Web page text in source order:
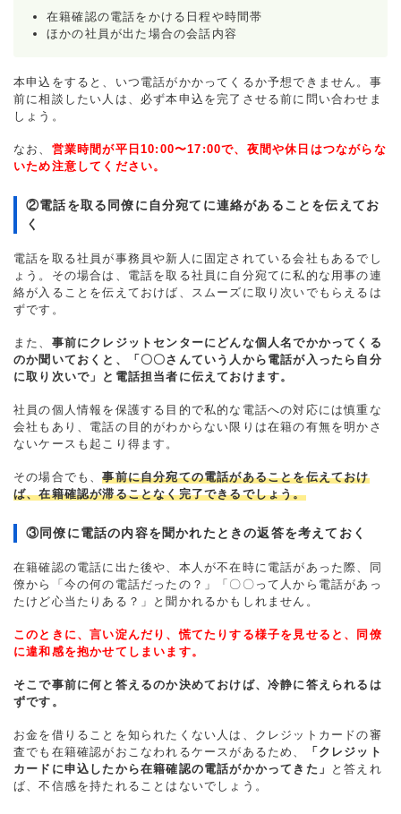
在籍確認の電話をかける日程や時間帯
ほかの社員が出た場合の会話内容
本申込をすると、いつ電話がかかってくるか予想できません。事
前に相談したい人は、必ず本申込を完了させる前に問い合わせま
しょう。
なお、 営業時間が平日10:00〜17:00で、夜間や休日はつながらな
いため注意してください。
②電話を取る同僚に自分宛てに連絡があることを伝えてお
く
電話を取る社員が事務員や新人に固定されている会社もあるでし
ょう。その場合は、電話を取る社員に自分宛てに私的な用事の連
絡が入ることを伝えておけば、スムーズに取り次いでもらえるは
ずです。
また、 事前にクレジットセンターにどんな個人名でかかってくる
のか聞いておくと、「〇〇さんていう人から電話が入ったら自分
に取り次いで」と電話担当者に伝えておけます。
社員の個人情報を保護する目的で私的な電話への対応には慎重な
会社もあり、電話の目的がわからない限りは在籍の有無を明かさ
ないケースも起こり得ます。
その場合でも、事前に自分宛ての電話があることを伝えておけ
ば、在籍確認が滞ることなく完了できるでしょう。
③同僚に電話の内容を聞かれたときの返答を考えておく
在籍確認の電話に出た後や、本人が不在時に電話があった際、同
僚から「今の何の電話だったの？」「〇〇って人から電話があっ
たけど心当たりある？」と聞かれるかもしれません。
このときに、言い淀んだり、慌てたりする様子を見せると、同僚
に違和感を抱かせてしまいます。
そこで事前に何と答えるのか決めておけば、冷静に答えられるは
ずです。
お金を借りることを知られたくない人は、クレジットカードの審
査でも在籍確認がおこなわれるケースがあるため、
「クレジット
カードに申込したから在籍確認の電話がかかってきた」
と答えれ
ば、不信感を持たれることはないでしょう。